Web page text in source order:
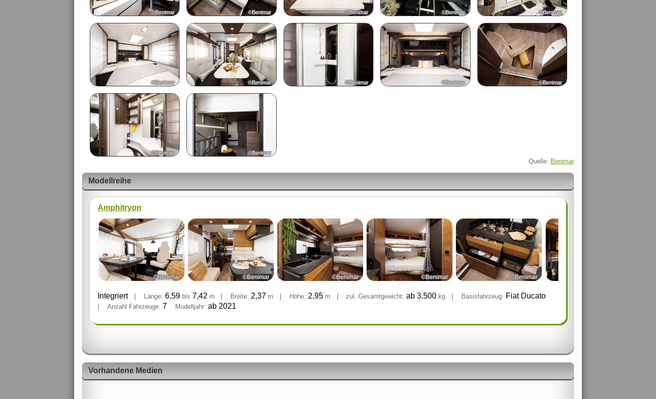
©Benimar ©Benimar ©Benimar ©Benimar ©Benimar
©Benimar ©Benimar ©Benimar ©Benimar ©Benimar
©Benimar ©Benimar
Quelle: Benimar
Modellreihe
Amphitryon
©Benimar ©Benimar ©Benimar ©Benimar ©Benimar
Integriert Länge: 6,59 bis 7,42 m Breite: 2,37 m Höhe: 2,95 m zul. Gesamtgewicht: ab 3.500 kg Basisfahrzeug: Fiat Ducato
Anzahl Fahrzeuge: 7 Modelljahr: ab 2021
Vorhandene Medien